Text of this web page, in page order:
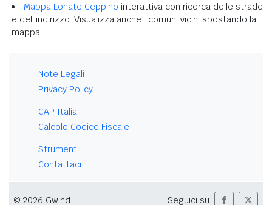
Mappa Lonate Ceppino interattiva con ricerca delle strade
e dell'indirizzo. Visualizza anche i comuni vicini spostando la
mappa.
Note Legali
Privacy Policy
CAP Italia
Calcolo Codice Fiscale
Strumenti
Contattaci
© 2026 Gwind Seguici su